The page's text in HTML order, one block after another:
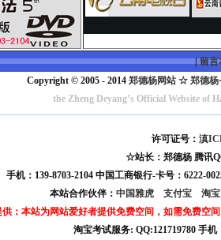
|留言
Copyright © 2005 - 2014 郑德杨网站 ☆ 郑德杨
the Zheng Deyang’s Official Website
许可证号：滇
☆站长：郑德杨 腾讯
手机：139-8703-2104 中国工商银行-卡号：6222-
本站合作伙伴： 中国雅虎 支付宝
淘
：本站为网站爱好者提供免费空间，如需免费空
淘宝考试服务: QQ:121719780 手